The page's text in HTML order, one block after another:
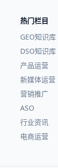
热门栏目
GEO知识库
DSO知识库
产品运营
新媒体运营
营销推广
ASO
行业资讯
电商运营